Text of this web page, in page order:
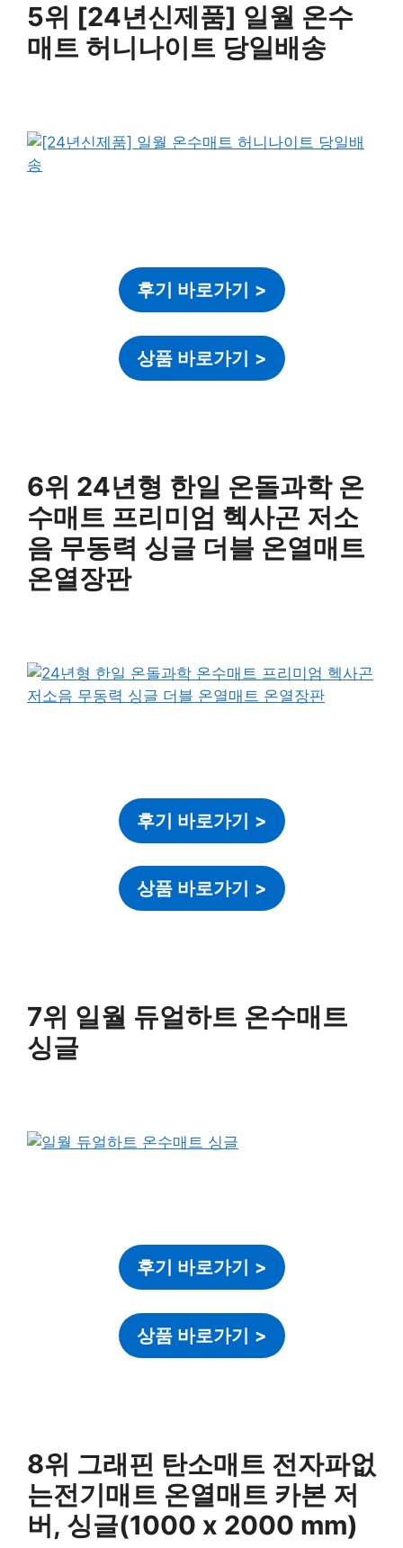
5위 [24년신제품] 일월 온수
매트 허니나이트 당일배송
후기 바로가기 >
상품 바로가기 >
6위 24년형 한일 온돌과학 온
수매트 프리미엄 헥사곤 저소
음 무동력 싱글 더블 온열매트
온열장판
후기 바로가기 >
상품 바로가기 >
7위 일월 듀얼하트 온수매트
싱글
후기 바로가기 >
상품 바로가기 >
8위 그래핀 탄소매트 전자파없
는전기매트 온열매트 카본 저
버, 싱글(1000 x 2000 mm)